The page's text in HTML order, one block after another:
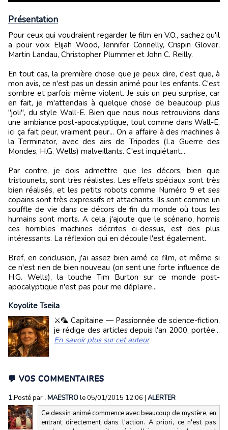
Présentation
Pour ceux qui voudraient regarder le film en V.O., sachez qu'il
a pour voix Elijah Wood, Jennifer Connelly, Crispin Glover,
Martin Landau, Christopher Plummer et John C. Reilly.
En tout cas, la première chose que je peux dire, c'est que, à
mon avis, ce n'est pas un dessin animé pour les enfants. C'est
sombre et parfois même violent. Je suis un peu surprise, car
en fait, je m'attendais à quelque chose de beaucoup plus
"joli", du style Wall-E. Bien que nous nous retrouvions dans
une ambiance post-apocalyptique, tout comme dans Wall-E,
ici ça fait peur, vraiment peur... On a affaire à des machines à
la Terminator, avec des airs de Tripodes (La Guerre des
Mondes, H.G. Wells) malveillants. C'est inquiétant...
Par contre, je dois admettre que les décors, bien que
tristounets, sont très réalistes. Les effets spéciaux sont très
bien réalisés, et les petits robots comme Numéro 9 et ses
copains sont très expressifs et attachants. Ils sont comme un
souffle de vie dans ce décors de fin du monde où tous les
humains sont morts. A cela, j'ajoute que le scénario, hormis
ces horribles machines décrites ci-dessus, est des plus
intéressants. La réflexion qui en découle l'est également.
Bref, en conclusion, j'ai assez bien aimé ce film, et même si
ce n'est rien de bien nouveau (on sent une forte influence de
H.G. Wells), la touche Tim Burton sur ce monde post-
apocalyptique n'est pas pour me déplaire...
Koyolite Tseila
⚔️🦜 Capitaine — Passionnée de science-fiction,
je rédige des articles depuis l'an 2000, portée...
En savoir plus sur cet auteur
💬 VOS COMMENTAIRES
1.Posté par . MAESTROle 05/01/2015 12:06 | ALERTER
Ce dessin animé commence avec beaucoup de mystère, en
entrant directement dans l'action. A priori, ce n'est pas